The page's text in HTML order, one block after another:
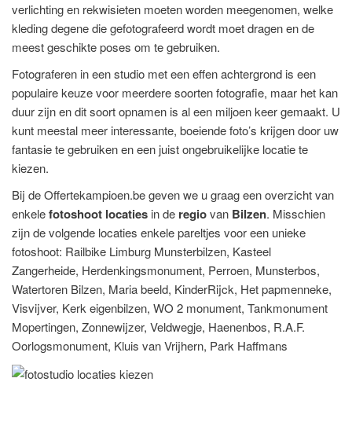
verlichting en rekwisieten moeten worden meegenomen, welke
kleding degene die gefotografeerd wordt moet dragen en de
meest geschikte poses om te gebruiken.
Fotograferen in een studio met een effen achtergrond is een
populaire keuze voor meerdere soorten fotografie, maar het kan
duur zijn en dit soort opnamen is al een miljoen keer gemaakt. U
kunt meestal meer interessante, boeiende foto’s krijgen door uw
fantasie te gebruiken en een juist ongebruikelijke locatie te
kiezen.
Bij de Offertekampioen.be geven we u graag een overzicht van
enkelefotoshoot locaties in de regiovan Bilzen. Misschien
zijn de volgende locaties enkele pareltjes voor een unieke
fotoshoot: Railbike Limburg Munsterbilzen, Kasteel
Zangerheide, Herdenkingsmonument, Perroen, Munsterbos,
Watertoren Bilzen, Maria beeld, KinderRijck, Het papmenneke,
Visvijver, Kerk eigenbilzen, WO 2 monument, Tankmonument
Mopertingen, Zonnewijzer, Veldwegje, Haenenbos, R.A.F.
Oorlogsmonument, Kluis van Vrijhern, Park Haffmans